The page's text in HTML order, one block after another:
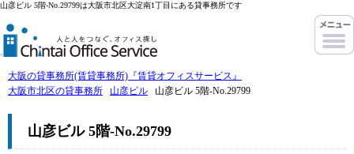
山彦ビル 5階-No.29799は大阪市北区大淀南1丁目にある貸事務所です
大阪の貸事務所(賃貸事務所)『賃貸オフィスサービス』
大阪市北区の貸事務所
山彦ビル 山彦ビル 5階-No.29799
山彦ビル 5階-No.29799